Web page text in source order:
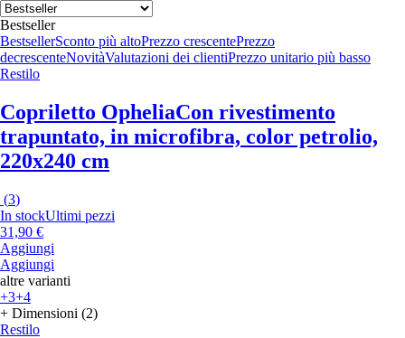
Bestseller
BestsellerSconto più altoPrezzo crescentePrezzo
decrescenteNovitàValutazioni dei clientiPrezzo unitario più basso
Restilo
Copriletto OpheliaCon rivestimento
trapuntato, in microfibra, color petrolio,
220x240 cm
(3)
In stockUltimi pezzi
31,90 €
Aggiungi
Aggiungi
altre varianti
+3+4
+ Dimensioni (2)
Restilo